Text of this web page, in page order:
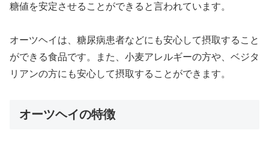
糖値を安定させることができると言われています。
オーツヘイは、糖尿病患者などにも安心して摂取すること
ができる食品です。また、小麦アレルギーの方や、ベジタ
リアンの方にも安心して摂取することができます。
オーツヘイの特徴